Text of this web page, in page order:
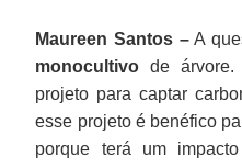
Maureen Santos –A
monocultivo de
projeto para captar
esse projeto é benéfico
porque terá um